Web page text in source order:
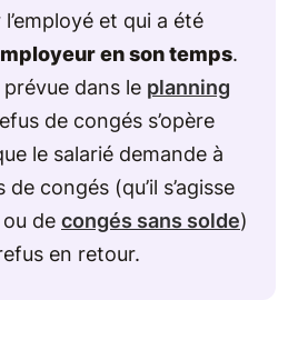
l’employé et qui a été
en son temps.
dans le planning
de congés s’opère
le salarié demande à
congés (qu’il s’agisse
de congés sans solde)
en retour.